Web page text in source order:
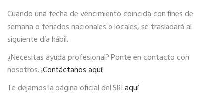
Cuando una fecha de vencimiento coincida con fines de
semana o feriados nacionales o locales, se trasladará al
siguiente día hábil.
¿Necesitas ayuda profesional? Ponte en contacto con
nosotros.¡Contáctanos aquí!
Te dejamos la página oficial del SRIaquí